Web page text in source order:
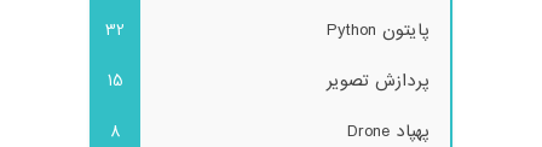
پایتون Python
32
پردازش تصویر
15
پهپاد Drone
8